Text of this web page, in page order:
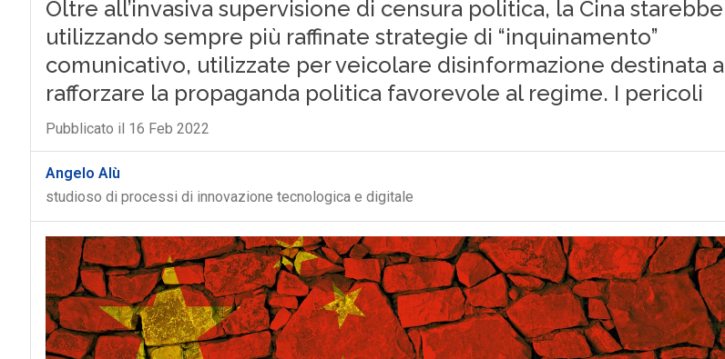
Oltre all’invasiva supervisione di censura politica, la Cina starebbe
utilizzando sempre più raffinate strategie di “inquinamento”
comunicativo, utilizzate per veicolare disinformazione destinata a
rafforzare la propaganda politica favorevole al regime. I pericoli
Pubblicato il 16 Feb 2022
Angelo Alù
studioso di processi di innovazione tecnologica e digitale